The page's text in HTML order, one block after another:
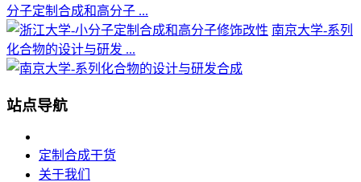
分子定制合成和高分子 ...
南京大学-系列
化合物的设计与研发 ...
站点导航
定制合成干货
关于我们